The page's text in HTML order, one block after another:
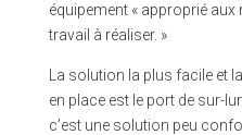
équipement « approprié aux
travail à réaliser. »
La solution la plus facile et
en place est le port de sur-
c’est une solution peu